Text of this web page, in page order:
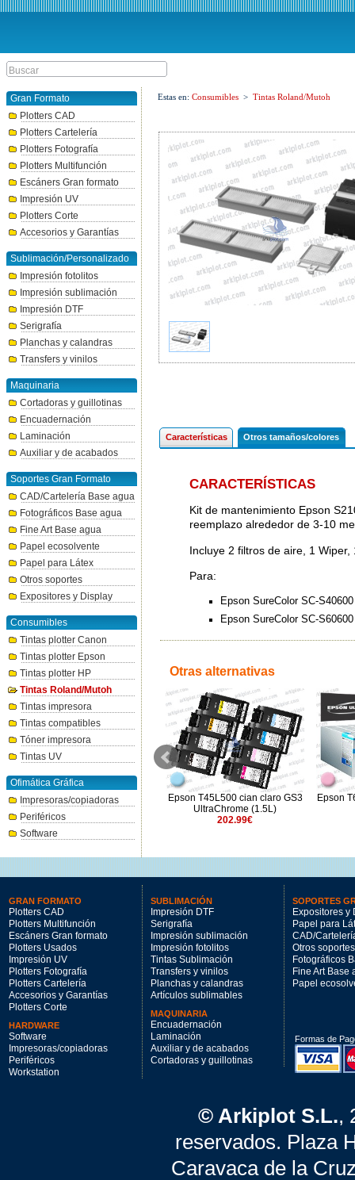
Gran Formato
Plotters CAD
Plotters Cartelería
Plotters Fotografía
Plotters Multifunción
Escáners Gran formato
Impresión UV
Plotters Corte
Accesorios y Garantías
Sublimación/Personalizado
Impresión fotolitos
Impresión sublimación
Impresión DTF
Serigrafía
Planchas y calandras
Transfers y vinilos
Maquinaria
Cortadoras y guillotinas
Encuadernación
Laminación
Auxiliar y de acabados
Soportes Gran Formato
CAD/Cartelería Base agua
Fotográficos Base agua
Fine Art Base agua
Papel ecosolvente
Papel para Látex
Otros soportes
Expositores y Display
Consumibles
Tintas plotter Canon
Tintas plotter Epson
Tintas plotter HP
Tintas Roland/Mutoh
Tintas impresora
Tintas compatibles
Tóner impresora
Tintas UV
Ofimática Gráfica
Impresoras/copiadoras
Periféricos
Software
Estas en: Consumibles > Tintas Roland/Mutoh
Características Otros tamaños/colores
CARACTERÍSTICAS
Kit de mantenimiento Epson
reemplazo alrededor de 3-10
Incluye 2 filtros de aire, 1
Para:
Epson SureColor SC-
Epson SureColor SC-
Otras alternativas
Roland EcoSol-Max 3 negro
500ml.
141.57€
Epson T45L500 cian claro GS3
UltraChrome (1.5L)
202.99€
Epson
GRAN FORMATO
Plotters CAD
Plotters Multifunción
Escáners Gran formato
Plotters Usados
Impresión UV
Plotters Fotografía
Plotters Cartelería
Accesorios y Garantías
Plotters Corte
HARDWARE
Software
Impresoras/copiadoras
Periféricos
Workstation
SUBLIMACIÓN
Impresión DTF
Serigrafía
Impresión sublimación
Impresión fotolitos
Tintas Sublimación
Transfers y vinilos
Planchas y calandras
Artículos sublimables
MAQUINARIA
Encuadernación
Laminación
Auxiliar y de acabados
Cortadoras y guillotinas
SOPORTES
Expositores y
Papel para
CAD/
Otros soportes
Fotográficos
Fine Art Base
Papel
Formas de
© Arkiplot S.L.,
reservados. Plaza
Caravaca de la